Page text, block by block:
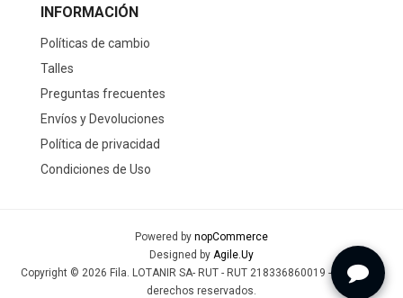
INFORMACIÓN
Políticas de cambio
Talles
Preguntas frecuentes
Envíos y Devoluciones
Política de privacidad
Condiciones de Uso
Powered by nopCommerce
Designed by Agile.Uy
Copyright © 2026 Fila. LOTANIR SA- RUT - RUT 218336860019 - Todos los
derechos reservados.